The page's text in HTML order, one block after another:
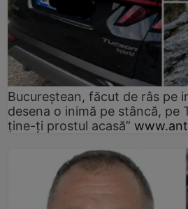
Bucureștean, făcut de râs pe
desena o inimă pe stâncă, pe
ține-ți prostul acasă”